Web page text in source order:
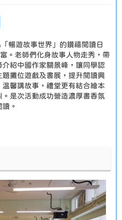
暢遊故事世界」的鑽禧閱讀日
。老師們化身故事人物走秀，帶
紹中國作家關景峰，讓同學認
攤位遊戲及書展，提升閱讀興
馨講故事，禮堂更有結合繪本
是次活動成功營造濃厚書香氛
。